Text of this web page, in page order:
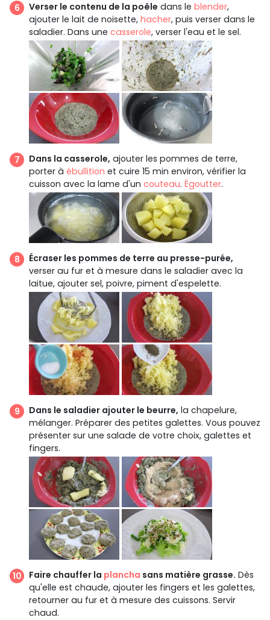
Verser le contenu de la poêle dans le blender,
ajouter le lait de noisette, hacher, puis verser dans le
saladier. Dans une casserole, verser l'eau et le sel.
Dans la casserole, ajouter les pommes de terre,
porter à ébullition et cuire 15 min environ, vérifier la
cuisson avec la lame d'un couteau. Égoutter.
Écraser les pommes de terre au presse-purée,
verser au fur et à mesure dans le saladier avec la
laitue, ajouter sel, poivre, piment d'espelette.
Dans le saladier ajouter le beurre, la chapelure,
mélanger. Préparer des petites galettes. Vous pouvez
présenter sur une salade de votre choix, galettes et
fingers.
Faire chauffer la plancha sans matière grasse. Dès
qu'elle est chaude, ajouter les fingers et les galettes,
retourner au fur et à mesure des cuissons. Servir
chaud.